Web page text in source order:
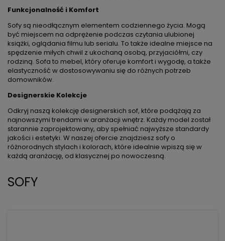
Funkcjonalność i Komfort
Sofy są nieodłącznym elementem codziennego życia. Mogą
być miejscem na odprężenie podczas czytania ulubionej
książki, oglądania filmu lub serialu. To także idealne miejsce na
spędzenie miłych chwil z ukochaną osobą, przyjaciółmi, czy
rodziną. Sofa to mebel, który oferuje komfort i wygodę, a także
elastyczność w dostosowywaniu się do różnych potrzeb
domowników.
Designerskie Kolekcje
Odkryj naszą kolekcję designerskich sof, które podążają za
najnowszymi trendami w aranżacji wnętrz. Każdy model został
starannie zaprojektowany, aby spełniać najwyższe standardy
jakości i estetyki. W naszej ofercie znajdziesz sofy o
różnorodnych stylach i kolorach, które idealnie wpiszą się w
każdą aranżację, od klasycznej po nowoczesną.
SOFY